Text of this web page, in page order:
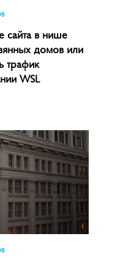
в нише
домов или
трафик
WSL